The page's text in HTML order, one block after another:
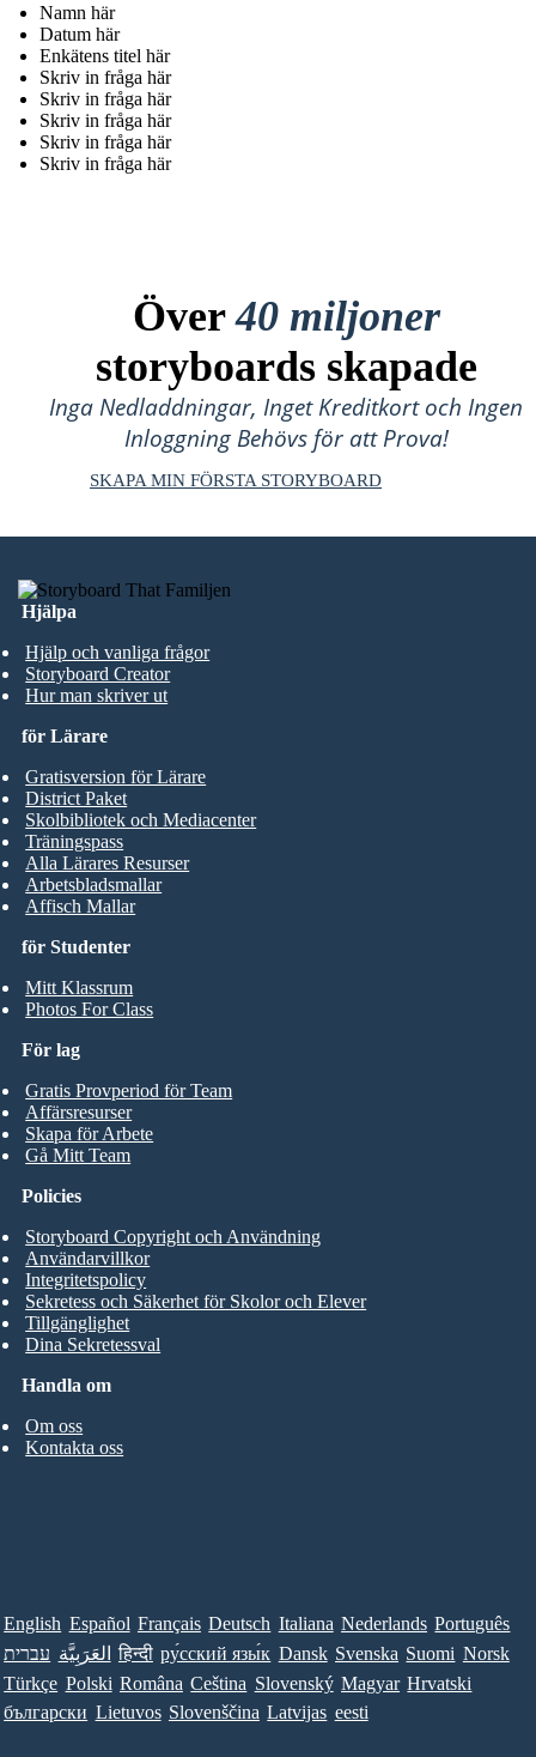
Namn här
Datum här
Enkätens titel här
Skriv in fråga här
Skriv in fråga här
Skriv in fråga här
Skriv in fråga här
Skriv in fråga här
Över40 miljoner
storyboards skapade
Inga Nedladdningar, Inget Kreditkort och Ingen
Inloggning Behövs för att Prova!
SKAPA MIN FÖRSTA STORYBOARD
Hjälpa
Hjälp och vanliga frågor
Storyboard Creator
Hur man skriver ut
för Studenter
Mitt Klassrum
Photos For Class
för Lärare
Gratisversion för Lärare
District Paket
Skolbibliotek och Mediacenter
Träningspass
Alla Lärares Resurser
Arbetsbladsmallar
Affisch Mallar
För lag
Gratis Provperiod för Team
Affärsresurser
Skapa för Arbete
Gå Mitt Team
Handla om
Om oss
Kontakta oss
Policies
Storyboard Copyright och Användning
Användarvillkor
Integritetspolicy
Sekretess och Säkerhet för Skolor och Elever
Tillgänglighet
Dina Sekretessval
English Español Français Deutsch Italiana Nederlands Português
עברית العَرَبِيَّة हिन्दी ру́сский язы́к Dansk Svenska Suomi Norsk
Türkçe Polski Româna Ceština Slovenský Magyar Hrvatski
български Lietuvos Slovenščina Latvijas eesti